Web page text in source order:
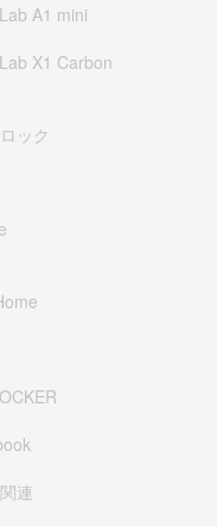
A1 mini
X1 Carbon
ック
連